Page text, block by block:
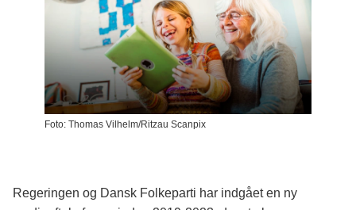
Foto: Thomas Vilhelm/Ritzau Scanpix
Regeringen og Dansk Folkeparti har indgået en ny